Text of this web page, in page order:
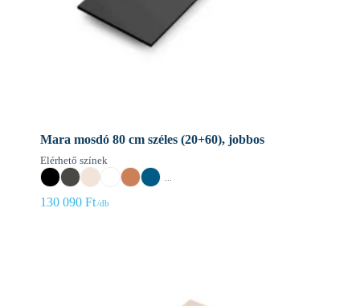
Mara mosdó 80 cm széles (20+60), jobbos
Elérhető színek
130 090 Ft